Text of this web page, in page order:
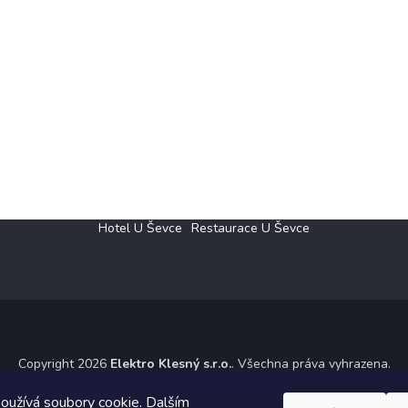
soubory cookie. Dalším
Hotel U Ševce Restaurace U Ševce
Copyright 2026 Elektro Klesný s.r.o.. Všechna práva vyhrazena.
Tomáš Hlad&